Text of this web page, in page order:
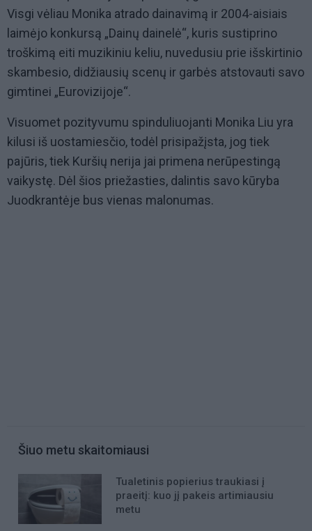
Visgi vėliau Monika atrado dainavimą ir 2004-aisiais
laimėjo konkursą „Dainų dainelė“, kuris sustiprino
troškimą eiti muzikiniu keliu, nuvedusiu prie išskirtinio
skambesio, didžiausių scenų ir garbės atstovauti savo
gimtinei „Eurovizijoje“.
Visuomet pozityvumu spinduliuojanti Monika Liu yra
kilusi iš uostamiesčio, todėl prisipažįsta, jog tiek
pajūris, tiek Kuršių nerija jai primena nerūpestingą
vaikystę. Dėl šios priežasties, dalintis savo kūryba
Juodkrantėje bus vienas malonumas.
Šiuo metu skaitomiausi
Tualetinis popierius traukiasi į
praeitį: kuo jį pakeis artimiausiu
metu